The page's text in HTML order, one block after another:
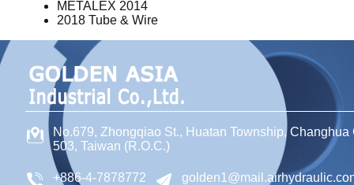
METALEX 2014
2018 Tube & Wire
No.679, Zhongqiao St., Huatan Township,Changhua
503, Taiwan (R.O.C.)
+886-4-7878772